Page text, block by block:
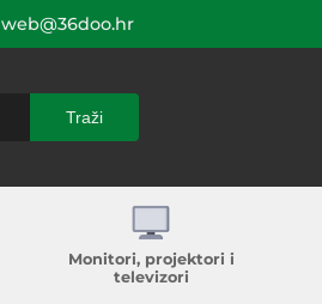
Traži
web@36doo.hr
Traži
Monitori, projektori i
televizori